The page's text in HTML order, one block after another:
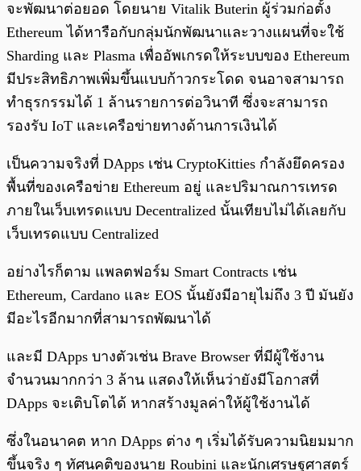
จะพัฒนาต่อยอด โดยนาย Vitalik Buterin ผู้ร่วมก่อตั้ง
Ethereum ได้หารือกับกลุ่มนักพัฒนาและวางแผนที่จะใช้
Sharding และ Plasma เพื่ออัพเกรดให้ระบบของ Ethereum
มีประสิทธิภาพเพิ่มขึ้นแบบก้าวกระโดด จนอาจสามารถ
ทำธุรกรรมได้ 1 ล้านรายการต่อวินาที ซึ่งจะสามารถ
รองรับ IoT และเครือข่ายทางด้านการเงินได้
เป็นความจริงที่ DApps เช่น CryptoKitties กำลังยึดครอง
พื้นที่ของเครือข่าย Ethereum อยู่ และปริมาณการเทรด
ภายในเว็บเทรดแบบ Decentralized นั้นเทียบไม่ได้เลยกับ
เว็บเทรดแบบ Centralized
อย่างไรก็ตาม แพลตฟอร์ม Smart Contracts เช่น
Ethereum, Cardano และ EOS นั้นยังมีอายุไม่ถึง 3 ปี มันยัง
มีอะไรอีกมากที่สามารถพัฒนาได้
และมี DApps บางตัวเช่น Brave Browser ที่มีผู้ใช้งาน
จำนวนมากกว่า 3 ล้าน แสดงให้เห็นว่ายังมีโอกาสที่
DApps จะเติบโตได้ หากสร้างมูลค่าให้ผู้ใช้งานได้
ซึ่งในอนาคต หาก DApps ต่าง ๆ เริ่มได้รับความนิยมมาก
ขึ้นจริง ๆ ทัศนคติของนาย Roubini และนักเศรษฐศาสตร์